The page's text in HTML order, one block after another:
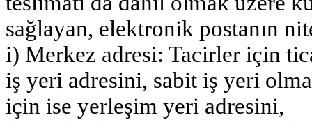
sağlayan, elektronik postanın
i) Merkez adresi: Tacirler için
iş yeri adresini, sabit iş yeri
için ise yerleşim yeri adresini,